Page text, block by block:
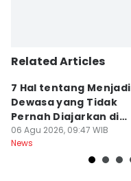
Related Articles
7 Hal tentang Menjadi
Dewasa yang Tidak
Pernah Diajarkan di
Sekolah
06 Agu 2026, 09:47 WIB
News